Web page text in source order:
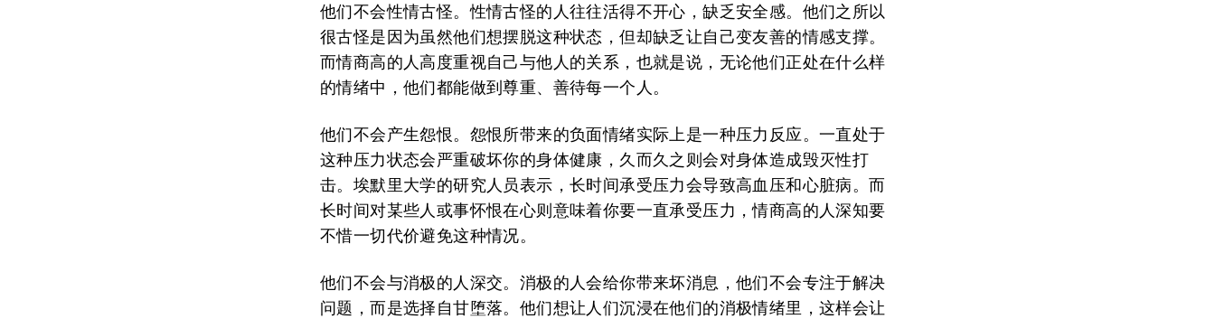
他们不会性情古怪。性情古怪的人往往活得不开心，缺乏安全感。他们之所以
很古怪是因为虽然他们想摆脱这种状态，但却缺乏让自己变友善的情感支撑。
而情商高的人高度重视自己与他人的关系，也就是说，无论他们正处在什么样
的情绪中，他们都能做到尊重、善待每一个人。
他们不会产生怨恨。 怨恨所带来的负面情绪实际上是一种压力反应。一直处于
这种压力状态会严重破坏你的身体健康，久而久之则会对身体造成毁灭性打
击。埃默里大学的研究人员表示，长时间承受压力会导致高血压和心脏病。而
长时间对某些人或事怀恨在心则意味着你要一直承受压力，情商高的人深知要
不惜一切代价避免这种情况。
他们不会与消极的人深交。 消极的人会给你带来坏消息，他们不会专注于解决
问题，而是选择自甘堕落。他们想让人们沉浸在他们的消极情绪里，这样会让